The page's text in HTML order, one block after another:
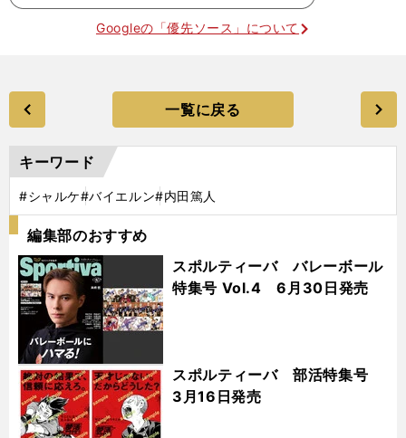
Googleの「優先ソース」について
一覧に戻る
キーワード
#シャルケ#バイエルン#内田篤人
編集部のおすすめ
スポルティーバ バレーボール
特集号 Vol.4 6月30日発売
スポルティーバ 部活特集号
3月16日発売